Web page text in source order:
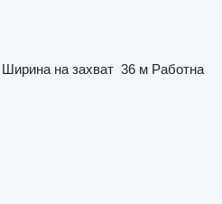
Ширина на захват 36 м Работна